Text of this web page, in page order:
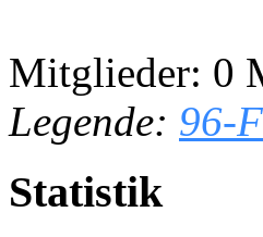
Mitglieder: 0
Legende: 96-
Statistik